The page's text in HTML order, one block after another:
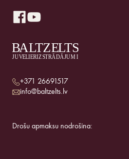
+371 26691517
info@baltzelts.lv
Drošu apmaksu nodrošina: